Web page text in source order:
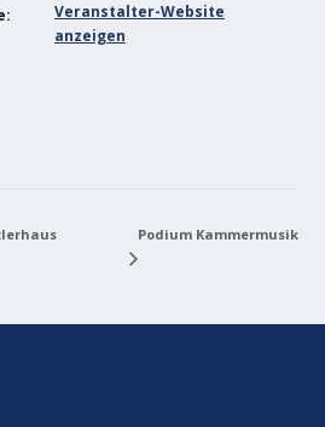
Veranstalter-Website
anzeigen
Podium Kammermusik